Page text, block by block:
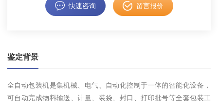
快速咨询 留言报价
鉴定背景
全自动包装机是集机械、电气、自动化控制于一体的智能化设备，
可自动完成物料输送、计量、装袋、封口、打印批号等全套包装工